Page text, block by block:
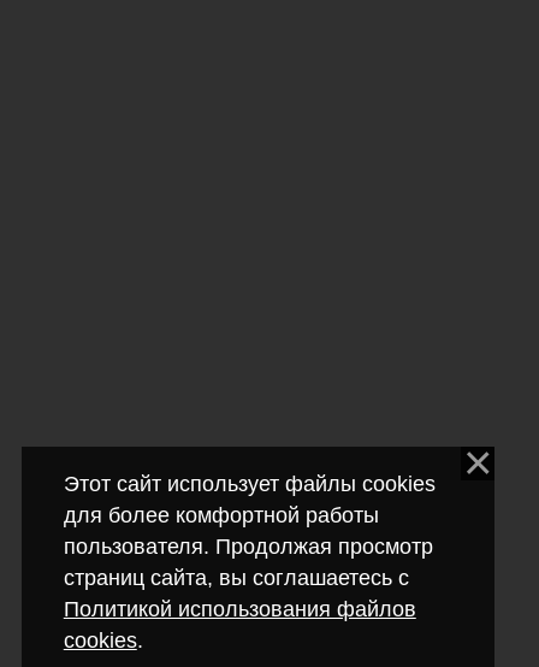
Этот сайт использует файлы cookies
для более комфортной работы
пользователя. Продолжая просмотр
страниц сайта, вы соглашаетесь с
Политикой использования файлов
cookies.